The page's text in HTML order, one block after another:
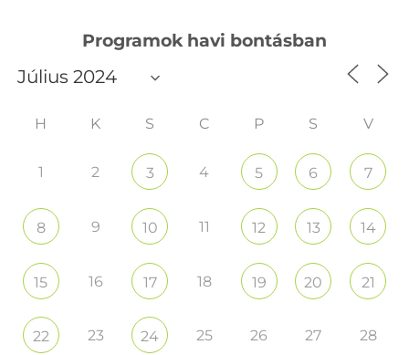
Programok havi bontásban
H K S C P S V
1 2 3 4 5 6 7
8 9 10 11 12 13 14
15 16 17 18 19 20 21
22 23 24 25 26 27 28